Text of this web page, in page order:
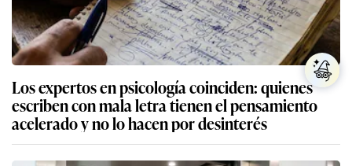
Los expertos en psicología coinciden: quienes
escriben con mala letra tienen el pensamiento
acelerado y no lo hacen por desinterés